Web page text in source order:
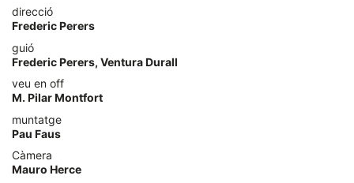
direcció
Frederic Perers
guió
Frederic Perers, Ventura Durall
veu en off
M. Pilar Montfort
muntatge
Pau Faus
Càmera
Mauro Herce